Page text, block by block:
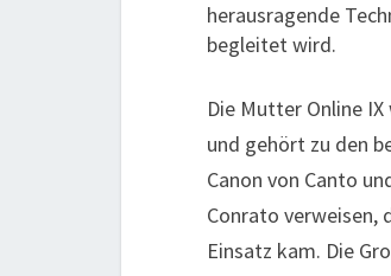
herausragende
begleitet wird.
Die Mutter Online
und gehört zu den
Canon von Canto
Conrato verweisen,
Einsatz kam. Die